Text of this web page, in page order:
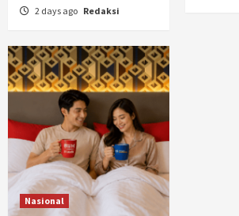
2 days ago Redaksi
Nasional